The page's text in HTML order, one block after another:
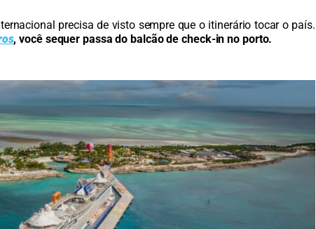
precisa de visto sempre que o itinerário tocar o país.
, você sequer passa do balcão de check-in no porto.